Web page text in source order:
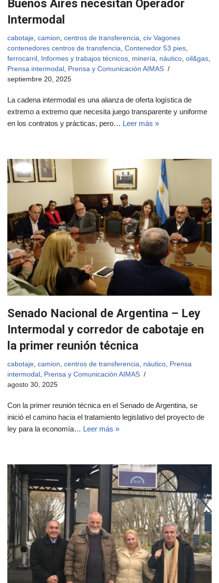
Buenos Aires necesitan Operador
Intermodal
cabotaje, camion, centros de transferencia, civ Vagones
contenedores centros de transfencia, Contenedor 53 pies,
ferrocarril , Informes y trabajos técnicos, minería, náutico, oil&gas,
Prensa intermodal , Prensa y Comunicación AIMAS
septiembre 20, 2025
La cadena intermodal es una alianza de oferta logística de
extremo a extremo que necesita juego transparente y uniforme
en los contratos y prácticas, pero… Leer más »
Senado Nacional de Argentina – Ley
Intermodal y corredor de cabotaje en
la primer reunión técnica
cabotaje camion centros de transferencia náutico
Prensa
intermodal
Prensa y Comunicación AIMAS
agosto 30, 2025
Con la primer reunión técnica en el Senado de Argentina, se
inició el camino hacia el tratamiento legislativo del proyecto de
ley para la economía… Leer más »